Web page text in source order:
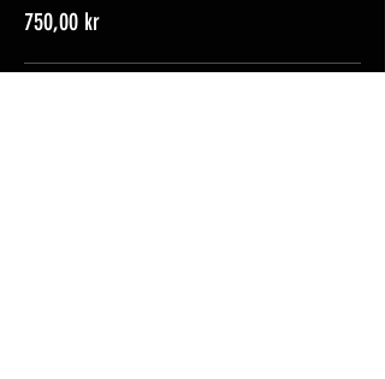
750,00 kr